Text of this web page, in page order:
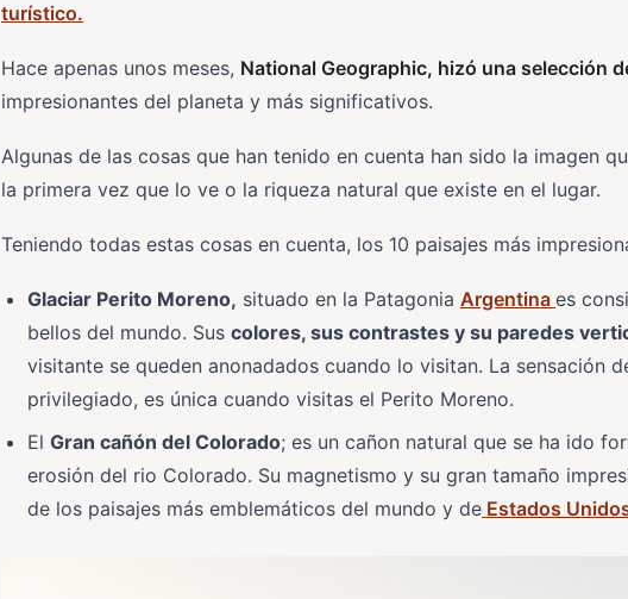
turístico.
Hace apenas unos meses, National Geographic, hizó una selección
impresionantes del planeta y más significativos.
Algunas de las cosas que han tenido en cuenta han sido la imagen
la primera vez que lo ve o la riqueza natural que existe en el lugar.
Teniendo todas estas cosas en cuenta, los 10 paisajes más
Glaciar Perito Moreno, situado en la Patagonia Argentina es
bellos del mundo. Sus colores, sus contrastes y su paredes
visitante se queden anonadados cuando lo visitan. La sensación
privilegiado, es única cuando visitas el Perito Moreno.
El Gran cañón del Colorado; es un cañon natural que se ha ido
erosión del rio Colorado. Su magnetismo y su gran tamaño
de los paisajes más emblemáticos del mundo y de Estados